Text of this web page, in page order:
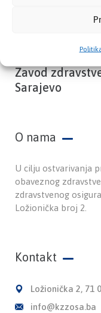
Zavod
Sarajevo
O nama
U cilju ostvarivanja
obaveznog
zdravstvenog
Ložionička broj 2.
Kontakt
Ložionička 2, 71
info@kzzosa.ba